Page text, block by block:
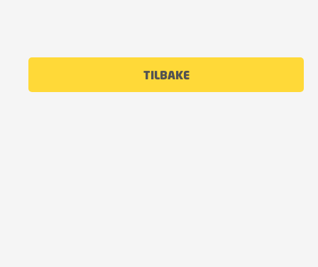
TILBAKE